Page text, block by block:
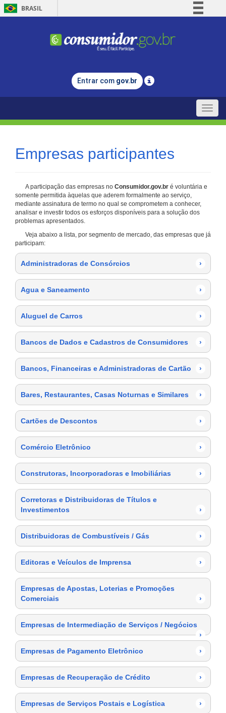
BRASIL
Comunica BR
Legislação
Entrar com gov.br
Toggle
Empresas participantes
A participação das empresas no Consumidor.gov.br é voluntária e
somente permitida àquelas que aderem formalmente ao serviço,
mediante assinatura de termo no qual se comprometem a conhecer,
analisar e investir todos os esforços disponíveis para a solução dos
problemas apresentados.
Veja abaixo a lista, por segmento de mercado, das empresas que já
participam:
Administradoras de Consórcios ›
Agua e Saneamento ›
Aluguel de Carros ›
Bancos de Dados e Cadastros de Consumidores ›
Bancos, Financeiras e Administradoras de Cartão ›
Bares, Restaurantes, Casas Noturnas e Similares ›
Cartões de Descontos ›
Comércio Eletrônico ›
Construtoras, Incorporadoras e Imobiliárias ›
Corretoras e Distribuidoras de Títulos e
Investimentos
›
Distribuidoras de Combustíveis / Gás ›
Editoras e Veículos de Imprensa ›
Empresas de Apostas, Loterias e Promoções
Comerciais
›
Empresas de Intermediação de Serviços / Negócios
›
Empresas de Pagamento Eletrônico
›
Empresas de Recuperação de Crédito ›
Empresas de Serviços Postais e Logística ›